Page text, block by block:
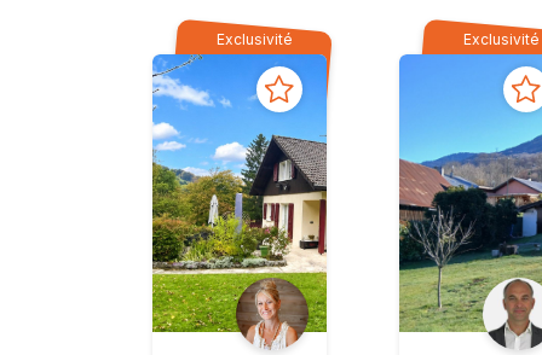
Exclusivité Exclusivité